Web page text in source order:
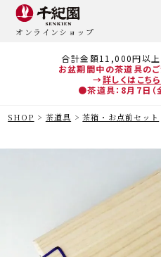
合計金額11,000円以
お盆期間中の茶道具の
→詳しくはこち
●茶道具：8月7日（
オンラインショップ
SHOP 茶道具 茶箱・お点前セット